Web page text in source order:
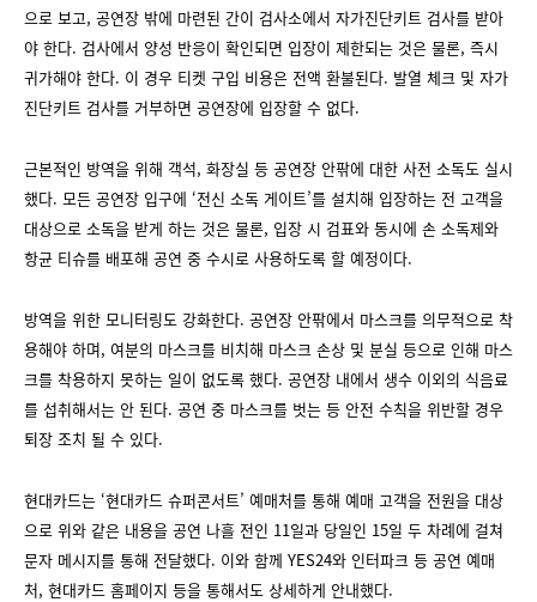
으로 보고, 공연장 밖에 마련된 간이 검사소에서 자가진단키트 검사를 받아
야 한다. 검사에서 양성 반응이 확인되면 입장이 제한되는 것은 물론, 즉시
귀가해야 한다. 이 경우 티켓 구입 비용은 전액 환불된다. 발열 체크 및 자가
진단키트 검사를 거부하면 공연장에 입장할 수 없다.
근본적인 방역을 위해 객석, 화장실 등 공연장 안팎에 대한 사전 소독도 실시
했다. 모든 공연장 입구에 ‘전신 소독 게이트’를 설치해 입장하는 전 고객을
대상으로 소독을 받게 하는 것은 물론, 입장 시 검표와 동시에 손 소독제와
항균 티슈를 배포해 공연 중 수시로 사용하도록 할 예정이다.
방역을 위한 모니터링도 강화한다. 공연장 안팎에서 마스크를 의무적으로 착
용해야 하며, 여분의 마스크를 비치해 마스크 손상 및 분실 등으로 인해 마스
크를 착용하지 못하는 일이 없도록 했다. 공연장 내에서 생수 이외의 식음료
를 섭취해서는 안 된다. 공연 중 마스크를 벗는 등 안전 수칙을 위반할 경우
퇴장 조치 될 수 있다.
현대카드는 ‘현대카드 슈퍼콘서트’ 예매처를 통해 예매 고객을 전원을 대상
으로 위와 같은 내용을 공연 나흘 전인 11일과 당일인 15일 두 차례에 걸쳐
문자 메시지를 통해 전달했다. 이와 함께 YES24와 인터파크 등 공연 예매
처, 현대카드 홈페이지 등을 통해서도 상세하게 안내했다.